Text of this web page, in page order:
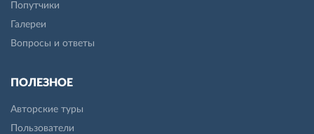
Попутчики
Галереи
Вопросы и ответы
ПОЛЕЗНОЕ
Авторские туры
Пользователи